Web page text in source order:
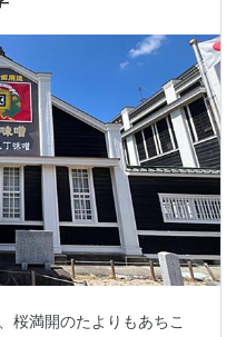
桜満開のたよりもあちこ